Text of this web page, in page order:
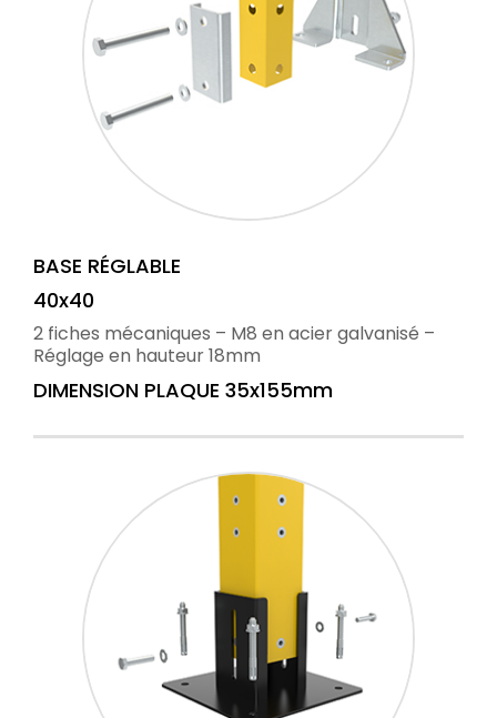
BASE RÉGLABLE
40x40
2 fiches mécaniques – M8 en acier galvanisé –
Réglage en hauteur 18mm
DIMENSION PLAQUE 35x155mm